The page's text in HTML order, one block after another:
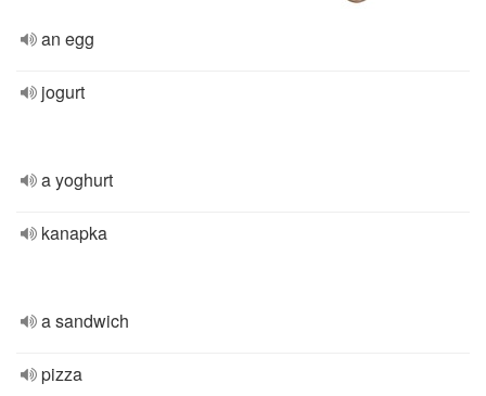
an egg
jogurt
a yoghurt
kanapka
a sandwich
pizza